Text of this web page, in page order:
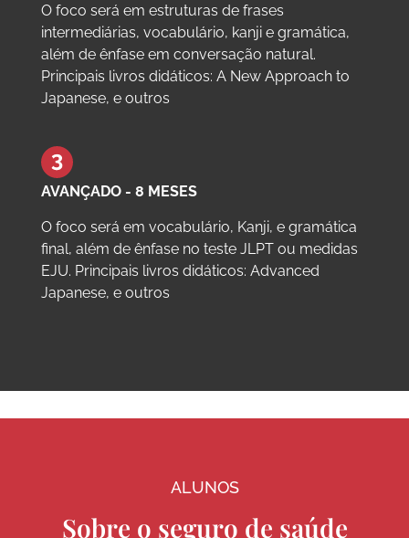
O foco será em estruturas de frases
intermediárias, vocabulário, kanji e gramática,
além de ênfase em conversação natural.
Principais livros didáticos: A New Approach to
Japanese, e outros
AVANÇADO - 8 MESES
O foco será em vocabulário, Kanji, e gramática
final, além de ênfase no teste JLPT ou medidas
EJU. Principais livros didáticos: Advanced
Japanese, e outros
Curso de Curto Prazo
ALUNOS
Sobre o seguro de saúde